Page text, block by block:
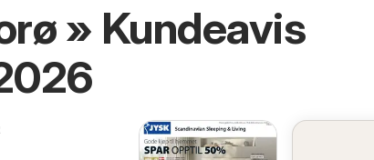
» Kundeavis